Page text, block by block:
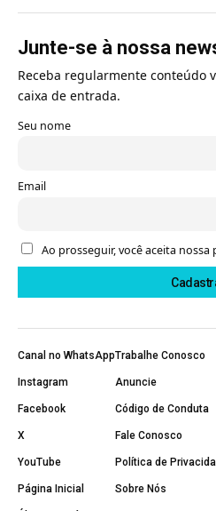
Junte-se à nossa
Receba regularmente conteúdo
caixa de entrada.
Seu nome
Email
Ao prosseguir, você aceita
Canal no WhatsApp
Instagram
Facebook
X
YouTube
Página Inicial
Trabalhe Conosco
Anuncie
Código de Conduta
Fale Conosco
Política de
Sobre Nós